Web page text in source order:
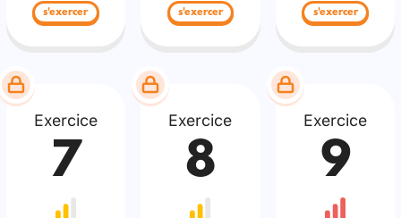
s'exercer s'exercer s'exercer
Exercice
7
Exercice
8
Exercice
9